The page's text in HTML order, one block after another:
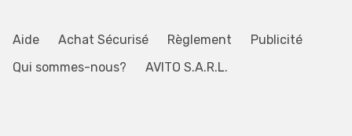
Aide Achat Sécurisé Règlement
Publicité
Qui sommes-nous?
AVITO S.A.R.L.